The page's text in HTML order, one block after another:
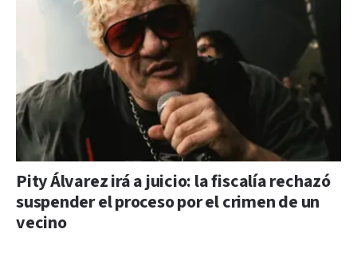
Pity Álvarez irá a juicio: la fiscalía rechazó
suspender el proceso por el crimen de un
vecino